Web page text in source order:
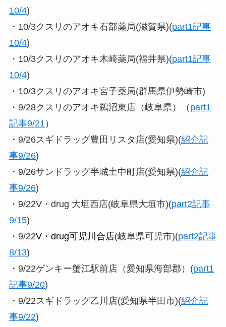
10/4)
・10/3クスリのアオキ石部薬局(滋賀県)(part1記事
10/4)
・10/3クスリのアオキ木崎薬局(福井県)(part1記事
10/4)
・10/3クスリのアオキ宮子薬局(群馬県伊勢崎市)
・9/28クスリのアオキ鵜沼東店（岐阜県）（ part1
記事9/21 ）
・9/26スギドラッグ豊田リスタ店(愛知県)(紹介記
事9/26)
・9/26サンドラッグ半城土中町店(愛知県)(紹介記
事9/26)
・9/22V・drug 大垣西店(岐阜県大垣市)(part2記事
9/15)
・9/22V・drug可児川合店(岐阜県可児市)(part2記事
8/13)
・9/22ゲンキー蟹江駅前店（愛知県海部郡）(part1
記事9/20)
・9/22スギドラッグ乙川店(愛知県半田市)(紹介記
事9/22)